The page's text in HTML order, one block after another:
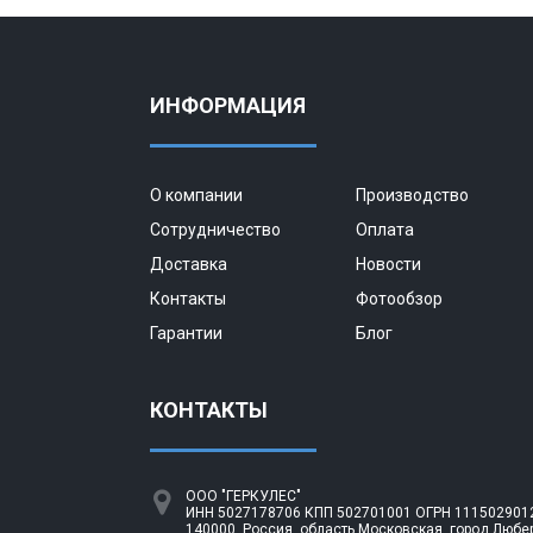
ИНФОРМАЦИЯ
О компании
Производство
Сотрудничество
Оплата
Доставка
Новости
Контакты
Фотообзор
Гарантии
Блог
КОНТАКТЫ
ООО "ГЕРКУЛЕС"
ИНН 5027178706 КПП 502701001 ОГРН
140000, Россия, область Московская, город